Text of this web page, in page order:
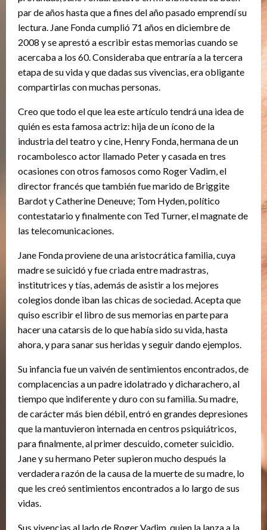
par de años hasta que a fines del año pasado emprendí su
lectura. Jane Fonda cumplió 71 años en diciembre de
2008 y se aprestó a escribir estas memorias cuando se
acercaba a los 60. Consideraba que entraría a la tercera
etapa de su vida y que dadas sus vivencias, era obligante
compartirlas con muchas personas.
Creo que todo el que lea este artículo tendrá una idea de
quién es esta famosa actriz: hija de un ícono de la
industria del teatro y cine, Henry Fonda, hermana de un
rocambolesco actor llamado Peter y casada en tres
ocasiones con otros famosos como Roger Vadim, el
director francés que también fue marido de Briggite
Bardot y Catherine Deneuve; Tom Hyden, político
contestatario y finalmente con Ted Turner, el magnate de
las telecomunicaciones.
Jane Fonda proviene de una aristocrática familia, cuya
madre se suicidó y fue criada entre madrastras,
institutrices y tías, además de asistir a los mejores
colegios donde iban las chicas de sociedad. Acepta que
quiso escribir el libro de sus memorias en parte para
hacer una catarsis de lo que había sido su vida, hasta
ahora, y para sanar sus heridas y seguir dando ejemplos.
Su infancia fue un vaivén de sentimientos encontrados, de
complacencias a un padre idolatrado y dicharachero, al
tiempo que indiferente y duro con su familia. Su madre,
de carácter más bien débil, entró en grandes depresiones
que la mantuvieron internada en centros psiquiátricos,
para finalmente, al primer descuido, cometer suicidio.
Jane y su hermano Peter supieron mucho después la
verdadera razón de la causa de la muerte de su madre, lo
que les creó sentimientos encontrados a lo largo de sus
vidas.
Sus vivencias al lado de Roger Vadim, quien la lanza a la